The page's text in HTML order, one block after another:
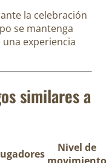
la celebración
se mantenga
experiencia
similares a
Nivel de